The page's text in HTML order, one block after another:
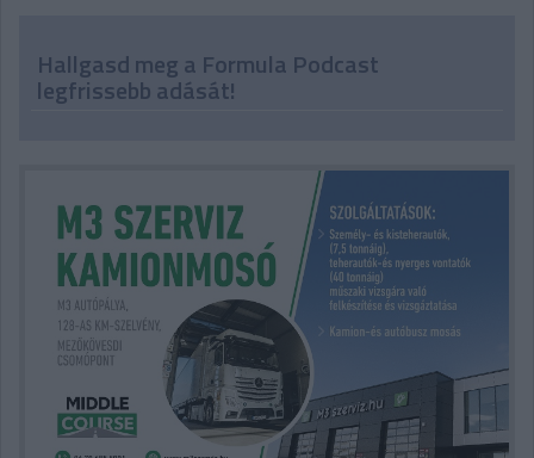
Hallgasd meg a Formula Podcast
legfrissebb adását!